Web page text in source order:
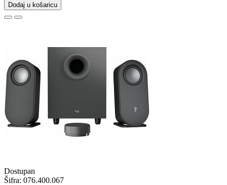
Dodaj u košaricu
Dostupan
Šifra: 076.400.067